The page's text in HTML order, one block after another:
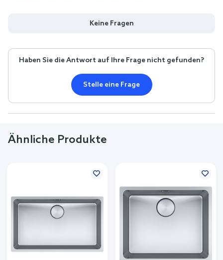
Keine Fragen
Haben Sie die Antwort auf Ihre Frage nicht gefunden?
Stelle eine Frage
Ähnliche Produkte